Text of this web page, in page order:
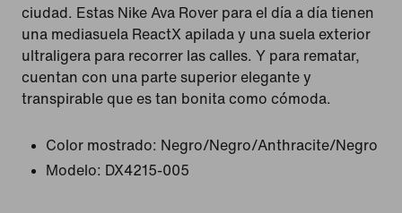
ciudad. Estas Nike Ava Rover para el día a día tienen
una mediasuela ReactX apilada y una suela exterior
ultraligera para recorrer las calles. Y para rematar,
cuentan con una parte superior elegante y
transpirable que es tan bonita como cómoda.
Color mostrado: Negro/Negro/Anthracite/Negro
Modelo: DX4215-005